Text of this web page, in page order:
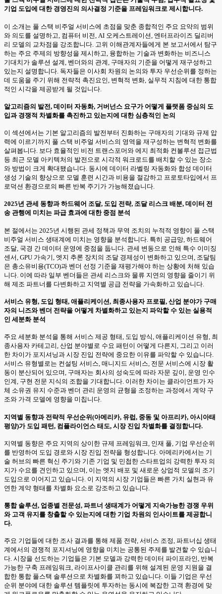
기업 도입에 대한 경영진의 의사결정 기준을 프레임워크로 제시합니다.
이 소개는 풀 스택 비주얼 서비스에 초점을 맞춘 종합적인 주요 요약의 범위
와 의도를 설명하고, 컴퓨터 비전, AI 오케스트레이션, 엔터프라이즈 딜리버
리 모델의 교차점을 강조합니다. 고위 이해관계자들에게 본 보고서에서 탐구
하는 주요 주제의 방향성을 제시하고, 융합하는 기술과 변화하는 비즈니스
기대치가 솔루션 설계, 벤더와의 관계, 구매자의 기준을 어떻게 재구성하고
있는지 설명합니다. 독자들은 이사회 차원의 논의와 투자 우선순위를 정하는
데 도움을 주기 위해 전략적 촉진요인, 변혁적 변화, 실무적 지침에 대한 통합
적인 시각을 제공받게 될 것입니다.
알고리즘의 발전, 데이터 자동화, 거버넌스 요구가 어떻게 플랫폼 중심의 도
입과 경쟁적 차별화를 촉진하고 있는지에 대한 심층적인 논의
이 섹션에서는 기본 알고리즘의 발전부터 진화하는 구매자의 기대와 규제 압
력에 이르기까지 풀 스택 비주얼 서비스의 영역을 재구성하는 변혁적 변화를
살펴봅니다. 보다 효율적인 비전 트랜스포머와 에지 최적화 컨볼루션 접근법
등 최근 모델 아키텍처의 발전으로 시각적 워크로드를 배치할 수 있는 장소
와 방법이 크게 확대됐습니다. 동시에 데이터 라벨링 자동화와 합성 데이터
생성 기술의 향상으로 모델 훈련 시간과 비용을 절감하고 프로토타입에서 프
로덕션 환경으로의 빠른 반복 주기가 가능해졌습니다.
2025년 관세 동향과 하드웨어 조달, 도입 전략, 조달 리스크 배분, 데이터 전
송 관행에 미치는 파급 효과에 대한 중점 분석
본 절에서는 2025년 시행된 관세 정책과 무역 조치의 누적적 영향이 풀 스택
비주얼 서비스 생태계에 미치는 영향을 분석합니다. 특히 공급망, 하드웨어
조달, 국경 간 데이터 운영에 중점을 둡니다. 관세 변동으로 인해 특수 이미징
센서, GPU 가속기, 엣지 추론 장치의 조달 경제성이 변화하고 있으며, 조달팀
은 총소유비용(TCO)과 벤더 선정 기준을 재평가해야 하는 상황에 처해 있습
니다. 이에 따라 일부 벤더들은 관세 리스크와 물류 지연의 영향을 줄이기 위
해 제조 파트너를 다변화하고 지역별 공급 전략을 가속화하고 있습니다.
서비스 유형, 도입 형태, 애플리케이션, 최종사용자 프로필, 산업 분야가 구매
자의 니즈와 벤더 전략을 어떻게 차별화하고 있는지 파악할 수 있는 실용적
인 세분화 분석
주요 세분화 분석을 통해 서비스 제공 형태, 도입 방식, 애플리케이션 유형, 최
종사용자 카테고리, 산업 분야별로 수요 패턴이 어떻게 다른지, 그리고 이러
한 차이가 포지셔닝과 시장 진입 전략에 중요한 이유를 파악할 수 있습니다.
서비스 유형별로는 컨설팅 서비스, 매니지드 서비스, 전문 서비스에 시장 활
동이 분산되어 있으며, 구매자는 회사의 성숙도에 따라 자문 깊이, 운영 인수
인계, 구현 전문 지식의 조합을 기대합니다. 이러한 차이는 클라이언트가 자
체 소유권 유지 수준과 벤더 관리 운영의 균형을 조정하는 과정에서 계약 구
조와 가격 모델에 영향을 미칩니다.
지역별 동향과 전략적 우선순위(아메리카, 유럽, 중동 및 아프리카, 아시아태
평양)가 도입 패턴, 컴플라이언스 태도, 시장 진입 차별화를 결정합니다.
지역별 동향은 주요 지역의 상이한 규제 프레임워크, 인재 풀, 기업 우선순위
를 반영하여 도입 경로와 시장 진입 전략을 형성합니다. 아메리카에서는 기
술 허브의 빠른 혁신 주기와 기존 기업 및 민첩한 스타트업의 강력한 투자 의
지가 수요를 견인하고 있으며, 이는 엣지 배포 및 새로운 상업적 모델의 조기
도입으로 이어지고 있습니다. 이 지역의 시장 기업들은 빠른 가치 실현과 유
연한 계약 형태를 차별화 요소로 강조하고 있습니다.
통합 솔루션, 업종별 전문성, 파트너 생태계가 어떻게 지속가능한 경쟁 우위
와 고객 유지를 창출할 수 있는지에 대한 기업 차원의 인사이트를 제공합니
다.
주요 기업들에 대한 조사 결과를 통해 제품 전략, 서비스 조정, 파트너십 생태
계에서의 경쟁적 포지셔닝에 영향을 미치는 공통된 주제를 발견할 수 있습니
다. 시장을 선도하는 기업들은 기본 모델과 강력한 데이터 파이프라인, 반복
가능한 구축 프레임워크, 라이프사이클 관리를 위해 설계된 운영 지원을 결
합한 통합 풀스택 솔루션으로 차별화를 꾀하고 있습니다. 이들 기업은 우선
순위 분야에 대한 솔루션 템플릿에 투자하는 동시에 복잡한 고객 환경에 맞